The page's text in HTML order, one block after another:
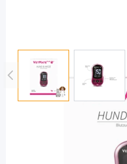
VetMate PLUS
mmol/l - Hund &